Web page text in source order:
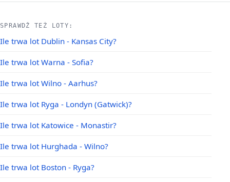
SPRAWDŹ TEŻ LOTY:
Ile trwa lot Dublin - Kansas City?
Ile trwa lot Warna - Sofia?
Ile trwa lot Wilno - Aarhus?
Ile trwa lot Ryga - Londyn (Gatwick)?
Ile trwa lot Katowice - Monastir?
Ile trwa lot Hurghada - Wilno?
Ile trwa lot Boston - Ryga?